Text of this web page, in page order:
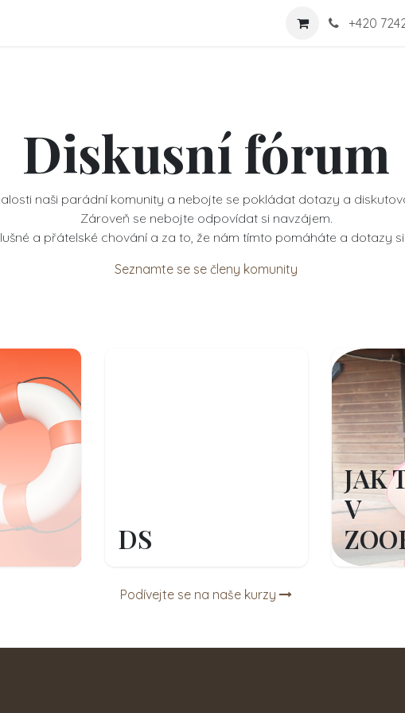
+420
Diskusní fórum
naši parádní komunity a nebojte se pokládat dotazy a
Zároveň se nebojte odpovídat si navzájem.
a přátelské chování a za to, že nám tímto pomáháte a dotazy
Seznamte se se členy komunity
DS
JAK
V
Podívejte se na naše kurzy